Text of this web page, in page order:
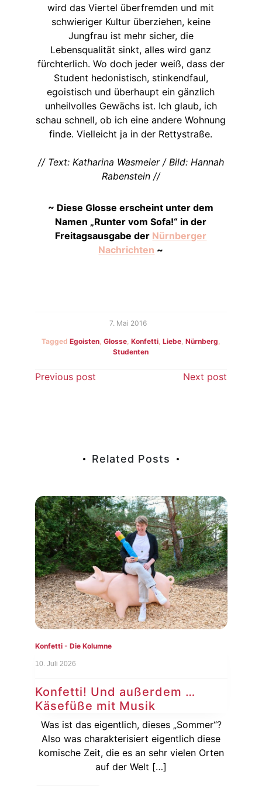
wird das Viertel überfremden und mit
schwieriger Kultur überziehen, keine
Jungfrau ist mehr sicher, die
Lebensqualität sinkt, alles wird ganz
fürchterlich. Wo doch jeder weiß, dass der
Student hedonistisch, stinkendfaul,
egoistisch und überhaupt ein gänzlich
unheilvolles Gewächs ist. Ich glaub, ich
schau schnell, ob ich eine andere Wohnung
finde. Vielleicht ja in der Rettystraße.
// Text: Katharina Wasmeier / Bild: Hannah
Rabenstein //
~ Diese Glosse erscheint unter dem
Namen „Runter vom Sofa!“ in der
Freitagsausgabe der Nürnberger
Nachrichten ~
7. Mai 2016
Tagged Egoisten, Glosse, Konfetti, Liebe, Nürnberg,
Studenten
Beitragsnavigation
Previous post Next post
Related Posts
Konfetti - Die Kolumne
10. Juli 2026
Konfetti! Und außerdem …
Käsefüße mit Musik
Was ist das eigentlich, dieses „Sommer“?
Also was charakterisiert eigentlich diese
komische Zeit, die es an sehr vielen Orten
auf der Welt […]